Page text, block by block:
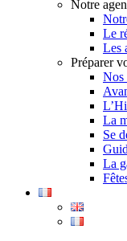
Notre
Le
Les
Préparer
Nos
La
Se
La